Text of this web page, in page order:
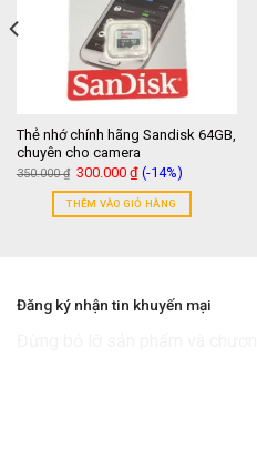
Thẻ nhớ chính hãng Sandisk 64GB,
chuyên cho camera
350.000₫ Giá
gốc
là:
350.000 ₫.
300.000₫Giá
hiện
tại
là:
300.000 ₫.
(-14%)
THÊM VÀO GIỎ HÀNG
Đăng ký nhận tin khuyến mại